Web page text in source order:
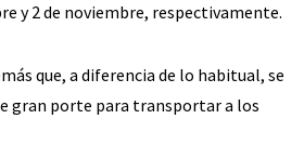
y 2 de noviembre, respectivamente.
que, a diferencia de lo habitual, se
gran porte para transportar a los